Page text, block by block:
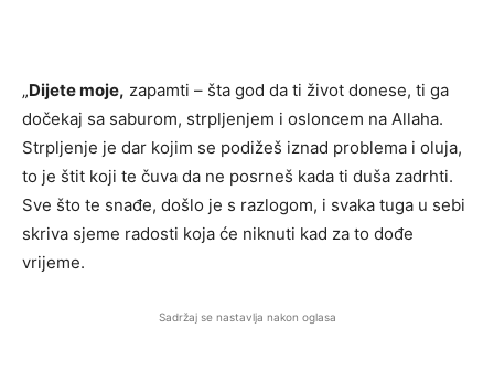
„Dijete moje, zapamti – šta god da ti život donese, ti ga
dočekaj sa saburom, strpljenjem i osloncem na Allaha.
Strpljenje je dar kojim se podižeš iznad problema i oluja,
to je štit koji te čuva da ne posrneš kada ti duša zadrhti.
Sve što te snađe, došlo je s razlogom, i svaka tuga u sebi
skriva sjeme radosti koja će niknuti kad za to dođe
vrijeme.
Sadržaj se nastavlja nakon oglasa